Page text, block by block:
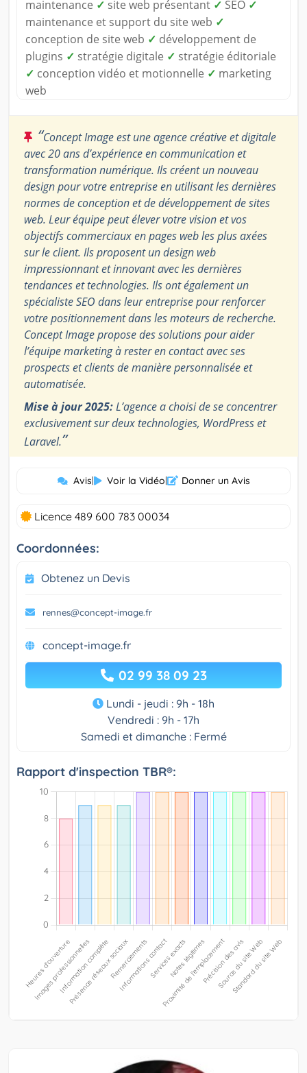
maintenance ✓ site web présentant ✓ SEO ✓
maintenance et support du site web ✓
conception de site web ✓ développement de
plugins ✓ stratégie digitale ✓ stratégie éditoriale
✓ conception vidéo et motionnelle ✓ marketing
web
“Concept Image est une agence créative et digitale
avec 20 ans d’expérience en communication et
transformation numérique. Ils créent un nouveau
design pour votre entreprise en utilisant les dernières
normes de conception et de développement de sites
web. Leur équipe peut élever votre vision et vos
objectifs commerciaux en pages web les plus axées
sur le client. Ils proposent un design web
impressionnant et innovant avec les dernières
tendances et technologies. Ils ont également un
spécialiste SEO dans leur entreprise pour renforcer
votre positionnement dans les moteurs de recherche.
Concept Image propose des solutions pour aider
l’équipe marketing à rester en contact avec ses
prospects et clients de manière personnalisée et
automatisée.
Mise à jour 2025:L’agence a choisi de se concentrer
exclusivement sur deux technologies, WordPress et
Laravel.”
Avis| Voir la Vidéo| Donner un Avis
Licence 489 600 783 00034
Coordonnées:
Obtenez un Devis
rennes@concept-image.fr
concept-image.fr
02 99 38 09 23
Lundi - jeudi : 9h - 18h
Vendredi : 9h - 17h
Samedi et dimanche : Fermé
Rapport d'inspection TBR®: